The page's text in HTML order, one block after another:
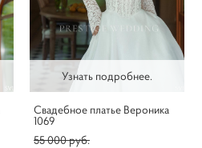
Узнать подробнее.
Свадебное платье Вероника
1069
55 000 pуб.